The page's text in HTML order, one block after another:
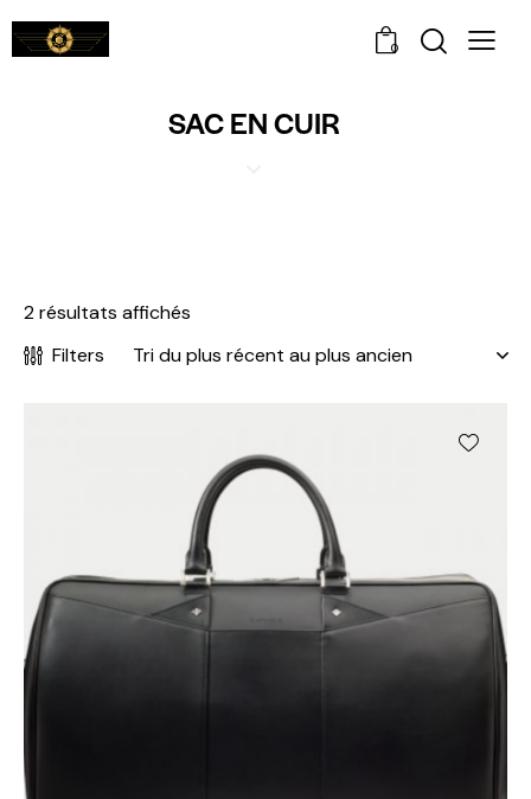
0
SAC EN CUIR
2 résultats affichés
Filters